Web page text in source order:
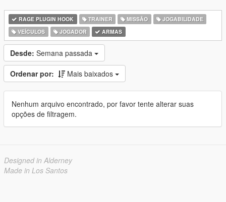
RAGE PLUGIN HOOK TRAINER MISSÃO
JOGABILIDADE
VEÍCULOS
JOGADOR ARMAS
Desde: Semana passada
Ordenar por: Mais baixados
Nenhum arquivo encontrado, por favor tente alterar suas
opções de filtragem.
Designed in Alderney
Made in Los Santos